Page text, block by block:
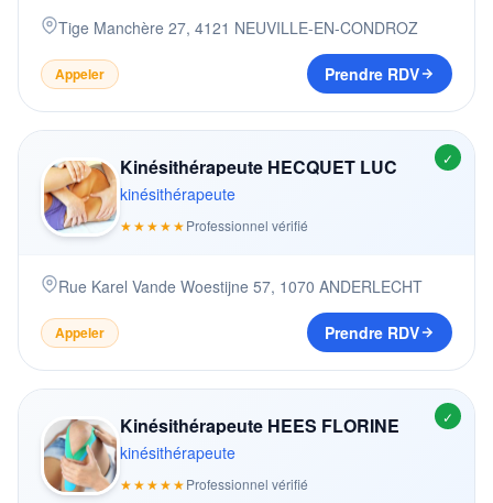
Tige Manchère 27, 4121 NEUVILLE-EN-CONDROZ
Appeler Prendre RDV
✓
Kinésithérapeute HECQUET LUC
kinésithérapeute
★★★★★Professionnel vérifié
Rue Karel Vande Woestijne 57, 1070 ANDERLECHT
Appeler Prendre RDV
✓
Kinésithérapeute HEES FLORINE
kinésithérapeute
★★★★★Professionnel vérifié